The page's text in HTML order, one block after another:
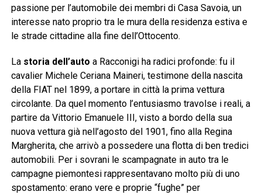
passione per l’automobile dei membri di Casa Savoia, un
interesse nato proprio tra le mura della residenza estiva e
le strade cittadine alla fine dell’Ottocento.
La storia dell’auto a Racconigi ha radici profonde: fu il
cavalier Michele Ceriana Maineri, testimone della nascita
della FIAT nel 1899, a portare in città la prima vettura
circolante. Da quel momento l’entusiasmo travolse i reali, a
partire da Vittorio Emanuele III, visto a bordo della sua
nuova vettura già nell’agosto del 1901, fino alla Regina
Margherita, che arrivò a possedere una flotta di ben tredici
automobili. Per i sovrani le scampagnate in auto tra le
campagne piemontesi rappresentavano molto più di uno
spostamento: erano vere e proprie “fughe” per